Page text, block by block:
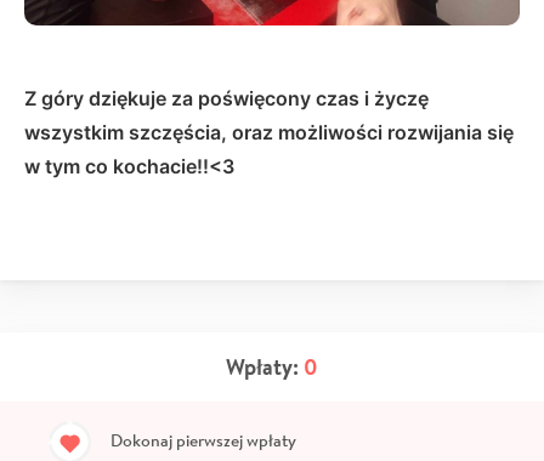
Z góry dziękuje za poświęcony czas i życzę
wszystkim szczęścia, oraz możliwości rozwijania się
w tym co kochacie!!<3
Wpłaty: 0
Dokonaj pierwszej wpłaty